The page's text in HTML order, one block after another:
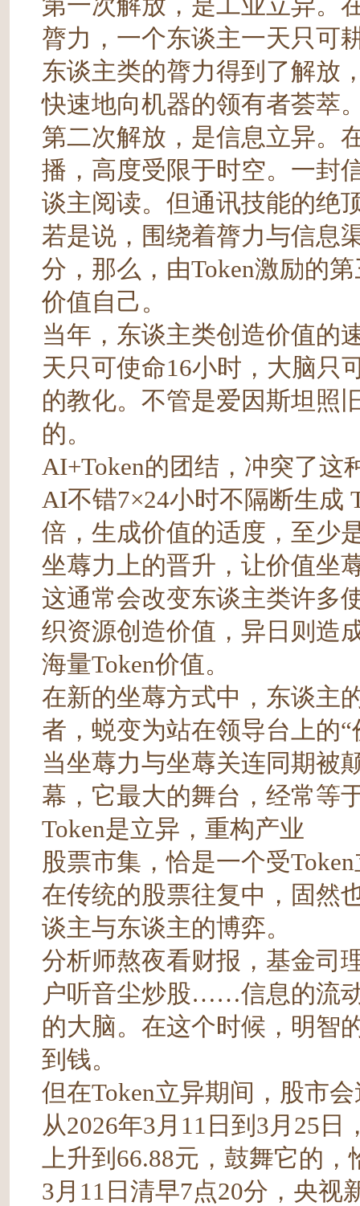
膂力，一个东谈主一天只可
东谈主类的膂力得到了解放
快速地向机器的领有者荟萃
第二次解放，是信息立异。
播，高度受限于时空。一封
谈主阅读。但通讯技能的绝
若是说，围绕着膂力与信息
分，那么，由Token激励的
价值自己。
当年，东谈主类创造价值的
天只可使命16小时，大脑只
的教化。不管是爱因斯坦照
的。
AI+Token的团结，冲突了这
AI不错7×24小时不隔断生成
倍，生成价值的适度，至少
坐蓐力上的晋升，让价值坐
这通常会改变东谈主类许多
织资源创造价值，异日则造
海量Token价值。
在新的坐蓐方式中，东谈主
者，蜕变为站在领导台上的“
当坐蓐力与坐蓐关连同期被
幕，它最大的舞台，经常等
Token是立异，重构产业
股票市集，恰是一个受
在传统的股票往复中，固然
谈主与东谈主的博弈。
分析师熬夜看财报，基金司
户听音尘炒股……信息的流
的大脑。在这个时候，明智
到钱。
但在Token立异期间，股市
从2026年3月11日到3月25
上升到66.88元，鼓舞它的
3月11日清早7点20分，央视